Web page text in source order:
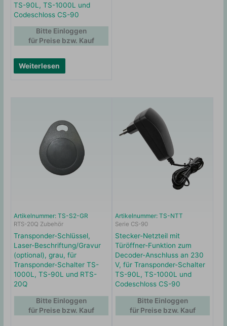
TS-90L, TS-1000L und
Codeschloss CS-90
Weiterlesen
Bitte Einloggen
für Preise bzw. Kauf
Artikelnummer: TS-S2-GR
RTS-20Q Zubehör
Transponder-Schlüssel,
Laser-Beschriftung/Gravur
(optional), grau, für
Transponder-Schalter TS-
1000L, TS-90L und RTS-
20Q
Bitte Einloggen
für Preise bzw. Kauf
Artikelnummer: TS-NTT
Serie CS-90
Stecker-Netzteil mit
Türöffner-Funktion zum
Decoder-Anschluss an 230
V, für Transponder-Schalter
TS-90L, TS-1000L und
Codeschloss CS-90
Bitte Einloggen
für Preise bzw. Kauf